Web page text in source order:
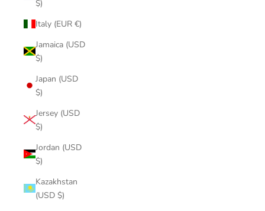
$)
Italy (EUR €)
Jamaica (USD
$)
Japan (USD
$)
Jersey (USD
$)
Jordan (USD
$)
Kazakhstan
(USD $)